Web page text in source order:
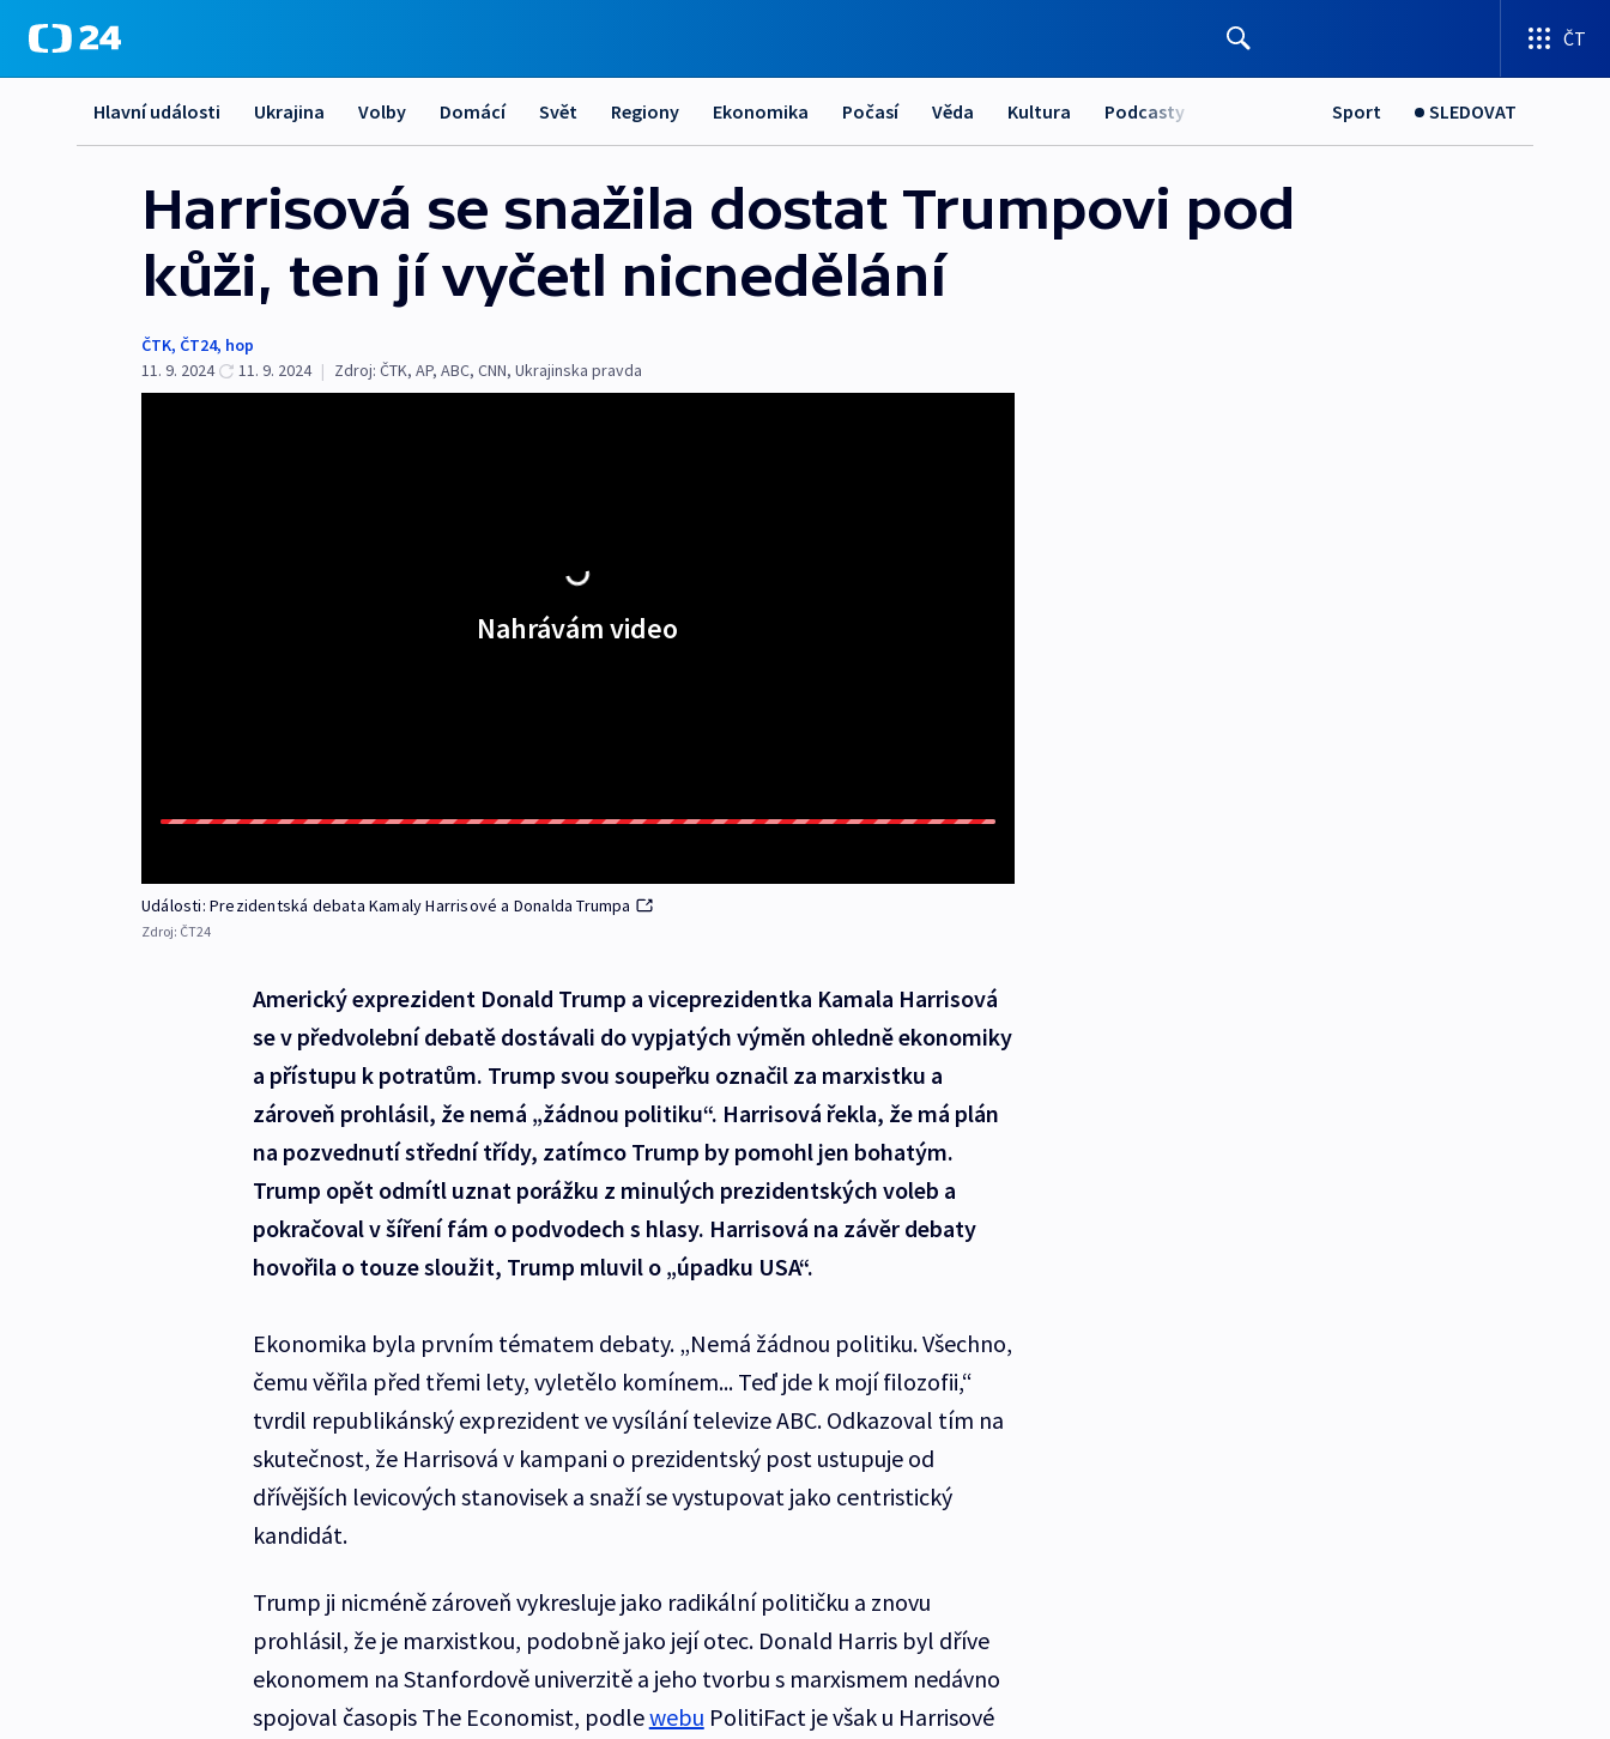
ČT
Hlavní události Ukrajina Volby Domácí Svět Regiony Ekonomika Počasí Věda Kultura Podcasty Sport SLEDOVAT
Harrisová se snažila dostat Trumpovi pod
kůži, ten jí vyčetl nicnedělání
ČTK, ČT24, hop
11. 9. 2024
11. 9. 2024 | Zdroj: ČTK, AP, ABC, CNN, Ukrajinska pravda
Nahrávám video
Události: Prezidentská debata Kamaly Harrisové a Donalda Trumpa
Zdroj: ČT24
Americký exprezident Donald Trump a viceprezidentka Kamala Harrisová
se v předvolební debatě dostávali do vypjatých výměn ohledně ekonomiky
a přístupu k potratům. Trump svou soupeřku označil za marxistku a
zároveň prohlásil, že nemá „žádnou politiku“. Harrisová řekla, že má plán
na pozvednutí střední třídy, zatímco Trump by pomohl jen bohatým.
Trump opět odmítl uznat porážku z minulých prezidentských voleb a
pokračoval v šíření fám o podvodech s hlasy. Harrisová na závěr debaty
hovořila o touze sloužit, Trump mluvil o „úpadku USA“.
Ekonomika byla prvním tématem debaty. „Nemá žádnou politiku. Všechno,
čemu věřila před třemi lety, vyletělo komínem... Teď jde k mojí filozofii,“
tvrdil republikánský exprezident ve vysílání televize ABC. Odkazoval tím na
skutečnost, že Harrisová v kampani o prezidentský post ustupuje od
dřívějších levicových stanovisek a snaží se vystupovat jako centristický
kandidát.
Trump ji nicméně zároveň vykresluje jako radikální političku a znovu
prohlásil, že je marxistkou, podobně jako její otec. Donald Harris byl dříve
ekonomem na Stanfordově univerzitě a jeho tvorbu s marxismem nedávno
spojoval časopis The Economist, podlewebu PolitiFact je však u Harrisové